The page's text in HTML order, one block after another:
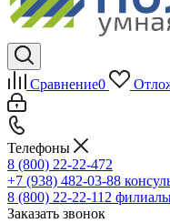
Сравнение0
Телефоны
8 (800) 22-22-472
+7 (938) 482-03-88
8 (800) 22-22-112
Заказать звонок